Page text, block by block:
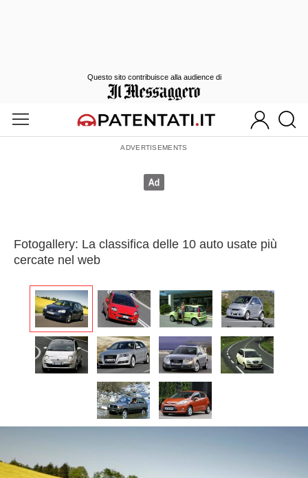
Fotogallery: La classifica delle 10 auto usate più
cercate nel web
Questo sito contribuisce alla audience di